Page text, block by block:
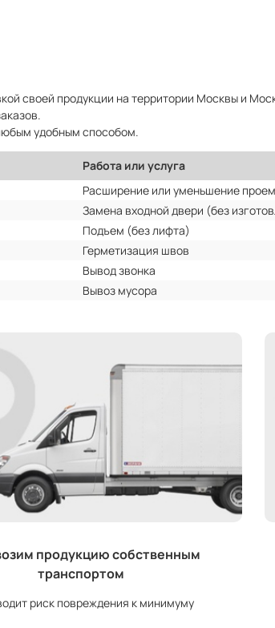
своей продукции на территории Москвы и
удобным способом.
Работа или услуга
Расширение или уменьшение
Замена входной двери (без
Подъем (без лифта)
Герметизация швов
Вывод звонка
Вывоз мусора
продукцию собственным
транспортом
риск повреждения к минимуму